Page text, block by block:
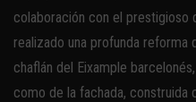
colaboración con el prestigioso
realizado una profunda reforma
chaflán del Eixample
como de la fachada, construida